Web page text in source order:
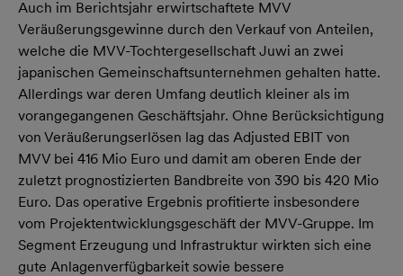
Auch im Berichtsjahr erwirtschaftete MVV
Veräußerungsgewinne durch den Verkauf von Anteilen,
welche die MVV-Tochtergesellschaft Juwi an zwei
japanischen Gemeinschaftsunternehmen gehalten hatte.
Allerdings war deren Umfang deutlich kleiner als im
vorangegangenen Geschäftsjahr. Ohne Berücksichtigung
von Veräußerungserlösen lag das Adjusted EBIT von
MVV bei 416 Mio Euro und damit am oberen Ende der
zuletzt prognostizierten Bandbreite von 390 bis 420 Mio
Euro. Das operative Ergebnis profitierte insbesondere
vom Projektentwicklungsgeschäft der MVV-Gruppe. Im
Segment Erzeugung und Infrastruktur wirkten sich eine
gute Anlagenverfügbarkeit sowie bessere